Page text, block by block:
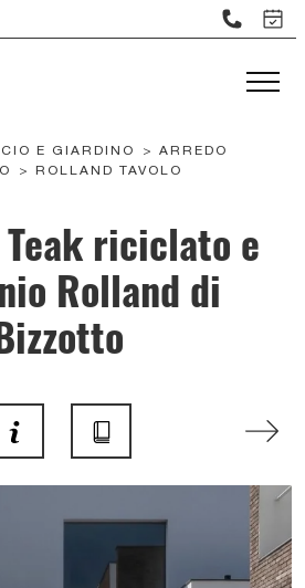
E GIARDINO > ARREDO
> ROLLAND TAVOLO
riciclato e
Rolland di